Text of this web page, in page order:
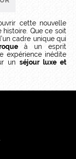
cette nouvelle
Que ce soit
cadre unique qui
à un esprit
expérience inédite
un séjour luxe et